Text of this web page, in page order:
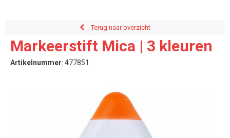
Terug naar overzicht
Markeerstift Mica | 3 kleuren
Artikelnummer: 477851